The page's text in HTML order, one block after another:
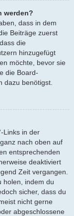
werden?
dass in dem
Beiträge zuerst
die
hinzugefügt
möchte, bevor sie
die Board-
dazu benötigst.
Links in der
nach oben auf
entsprechenden
deaktiviert
Zeit vergangen.
holen, indem du
sicher, dass du
nicht gerne
abgeschlossene